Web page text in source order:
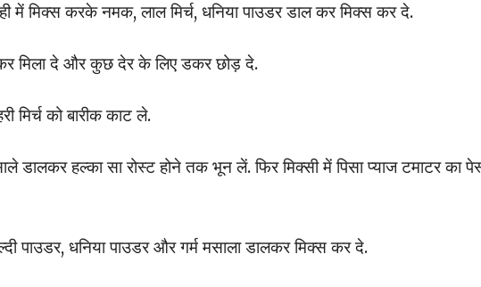
मिक्स करके नमक, लाल मिर्च, धनिया पाउडर डाल कर मिक्स कर दे.
मिला दे और कुछ देर के लिए डकर छोड़ दे.
मिर्च को बारीक काट ले.
हल्का सा रोस्ट होने तक भून लें. फिर मिक्सी में पिसा प्याज टमाटर का
पाउडर, धनिया पाउडर और गर्म मसाला डालकर मिक्स कर दे.